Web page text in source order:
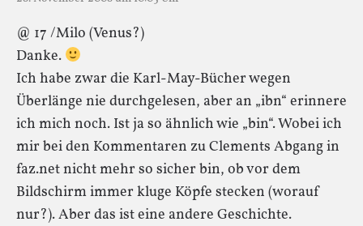
@ 17 /Milo (Venus?)
Danke.
Ich habe zwar die Karl-May-Bücher wegen
Überlänge nie durchgelesen, aber an „ibn“ erinnere
ich mich noch. Ist ja so ähnlich wie „bin“. Wobei ich
mir bei den Kommentaren zu Clements Abgang in
faz.net nicht mehr so sicher bin, ob vor dem
Bildschirm immer kluge Köpfe stecken (worauf
nur?). Aber das ist eine andere Geschichte.